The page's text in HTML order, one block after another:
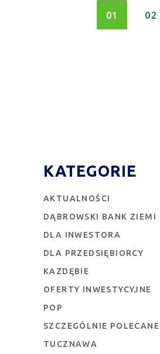
01 02
KATEGORIE
AKTUALNOŚCI
DĄBROWSKI BANK ZIEMI
DLA INWESTORA
DLA PRZEDSIĘBIORCY
KAZDĘBIE
OFERTY INWESTYCYJNE
POP
SZCZEGÓLNIE POLECANE
TUCZNAWA